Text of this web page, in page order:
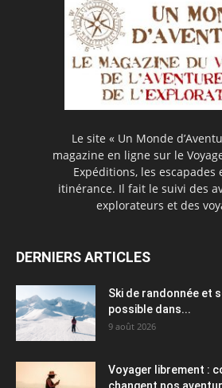
Le site « Un Monde
magazine en ligne sur le
Expéditions, les escapades
itinérance. Il fait le suivi des
explorateurs et des
DERNIERS ARTICLES
Ski de randonnée et
possible dans...
9 août 2026
Voyager librement :